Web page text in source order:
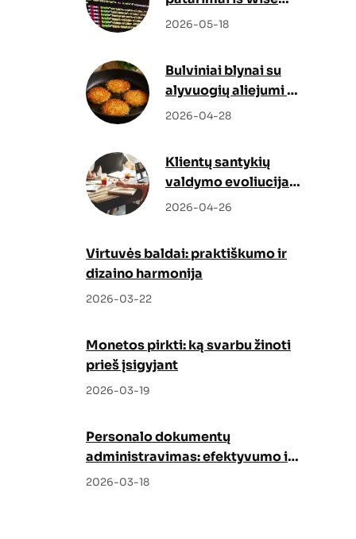
Docs
2026-05-18
Bulviniai blynai su
alyvuogių aliejumi –
netikėtas, bet
2026-04-28
Klientų santykių
valdymo evoliucija:
kaip Odoo CRM ir
strategiją
2026-04-26
Virtuvės baldai: praktiškumo ir
dizaino harmonija
2026-03-22
Monetos pirkti: ką svarbu žinoti
prieš įsigyjant
2026-03-19
Personalo dokumentų
administravimas: efektyvumo ir
tvarkos garantas
2026-03-18